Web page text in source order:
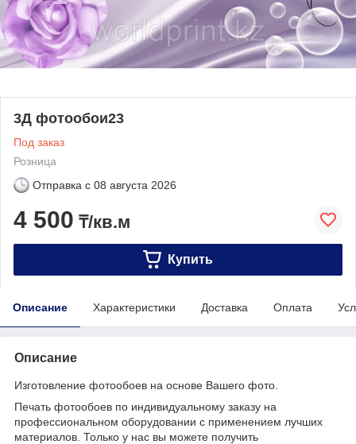
3Д фотообои23
Под заказ
Розница
Отправка с 08 августа 2026
4 500 ₸/кв.м
Купить
Описание Характеристики Доставка Оплата
Описание
Изготовление фотообоев на основе Вашего фото.
Печать фотообоев по индивидуальному заказу на
профессиональном оборудовании с применением лучших
материалов. Только у нас вы можете получить